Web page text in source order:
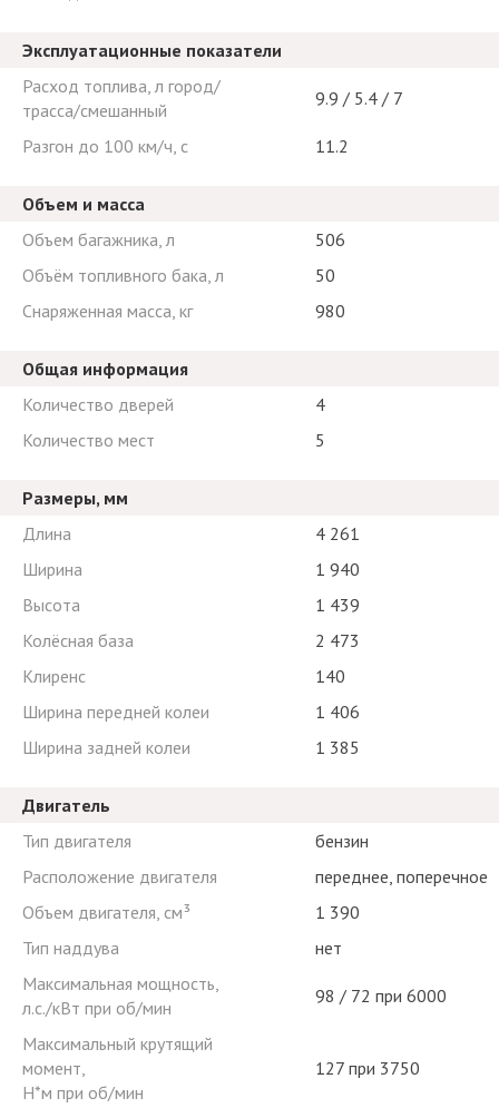
Эксплуатационные показатели
Расход топлива, л город/
трасса/смешанный
9.9 / 5.4 / 7
Разгон до 100 км/ч, с 11.2
Объем и масса
Объем багажника, л
506
Объём топливного бака, л
50
Снаряженная масса, кг
980
Общая информация
Количество дверей
4
Количество мест
5
Размеры, мм
Длина
4 261
Ширина
1 940
Высота
1 439
Колёсная база
2 473
Клиренс
140
Ширина передней колеи
1 406
Ширина задней колеи
1 385
Двигатель
Тип двигателя
бензин
Расположение двигателя
переднее, поперечное
Объем двигателя, см³
1 390
Тип наддува
нет
Максимальная мощность,
л.с./кВт при об/мин
98 / 72 при 6000
Максимальный крутящий
момент,
Н*м при об/мин
127 при 3750